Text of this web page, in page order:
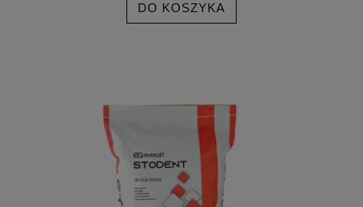
DO KOSZYKA